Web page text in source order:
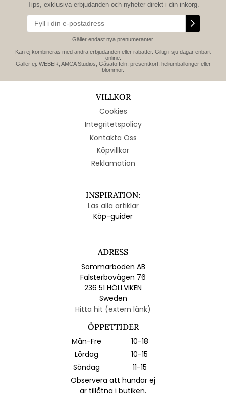
Tips, exklusiva erbjudanden och nyheter direkt i din inkorg.
Gäller endast nya prenumeranter.
Kan ej kombineras med andra erbjudanden eller rabatter. Giltig i sju dagar enbart
online.
Gäller ej: WEBER, AMCA Studios, Gåsatoffeln, presentkort, heliumballonger eller
blommor.
VILLKOR
Cookies
Integritetspolicy
Kontakta Oss
Köpvillkor
Reklamation
INSPIRATION:
Läs alla artiklar
Köp-guider
ADRESS
Sommarboden AB
Falsterbovägen 76
236 51 HÖLLVIKEN
Sweden
Hitta hit (extern länk)
ÖPPETTIDER
Mån-Fre
10-18
Lördag
10-15
Söndag
11-15
Observera att hundar ej
är tillåtna i butiken.